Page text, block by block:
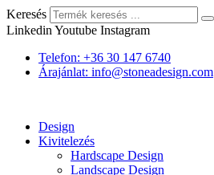
Keresés
Linkedin Youtube Instagram
Telefon: +36 30 147 6740
Árajánlat: info@stoneadesign.com
Design
Kivitelezés
Hardscape Design
Landscape Design